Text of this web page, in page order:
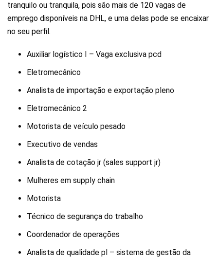
tranquilo ou tranquila, pois são mais de 120 vagas de
emprego disponíveis na DHL, e uma delas pode se encaixar
no seu perfil.
Auxiliar logístico I – Vaga exclusiva pcd
Eletromecânico
Analista de importação e exportação pleno
Eletromecânico 2
Motorista de veículo pesado
Executivo de vendas
Analista de cotação jr (sales support jr)
Mulheres em supply chain
Motorista
Técnico de segurança do trabalho
Coordenador de operações
Analista de qualidade pl – sistema de gestão da